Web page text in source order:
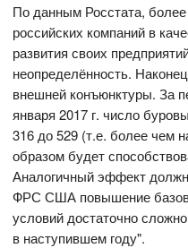
По данным Росстата,
российских компаний в
развития своих
неопределённость.
внешней конъюнктуры. За
января 2017 г. число
316 до 529 (т.е. более чем
образом будет
Аналогичный эффект
ФРС США повышение
условий достаточно
в наступившем году".